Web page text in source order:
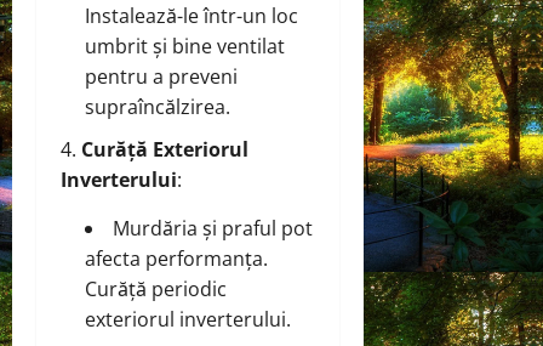
Instalează-le într-un loc
umbrit și bine ventilat
pentru a preveni
supraîncălzirea.
Curăță Exteriorul
Inverterului:
Murdăria și praful pot
afecta performanța.
Curăță periodic
exteriorul inverterului.